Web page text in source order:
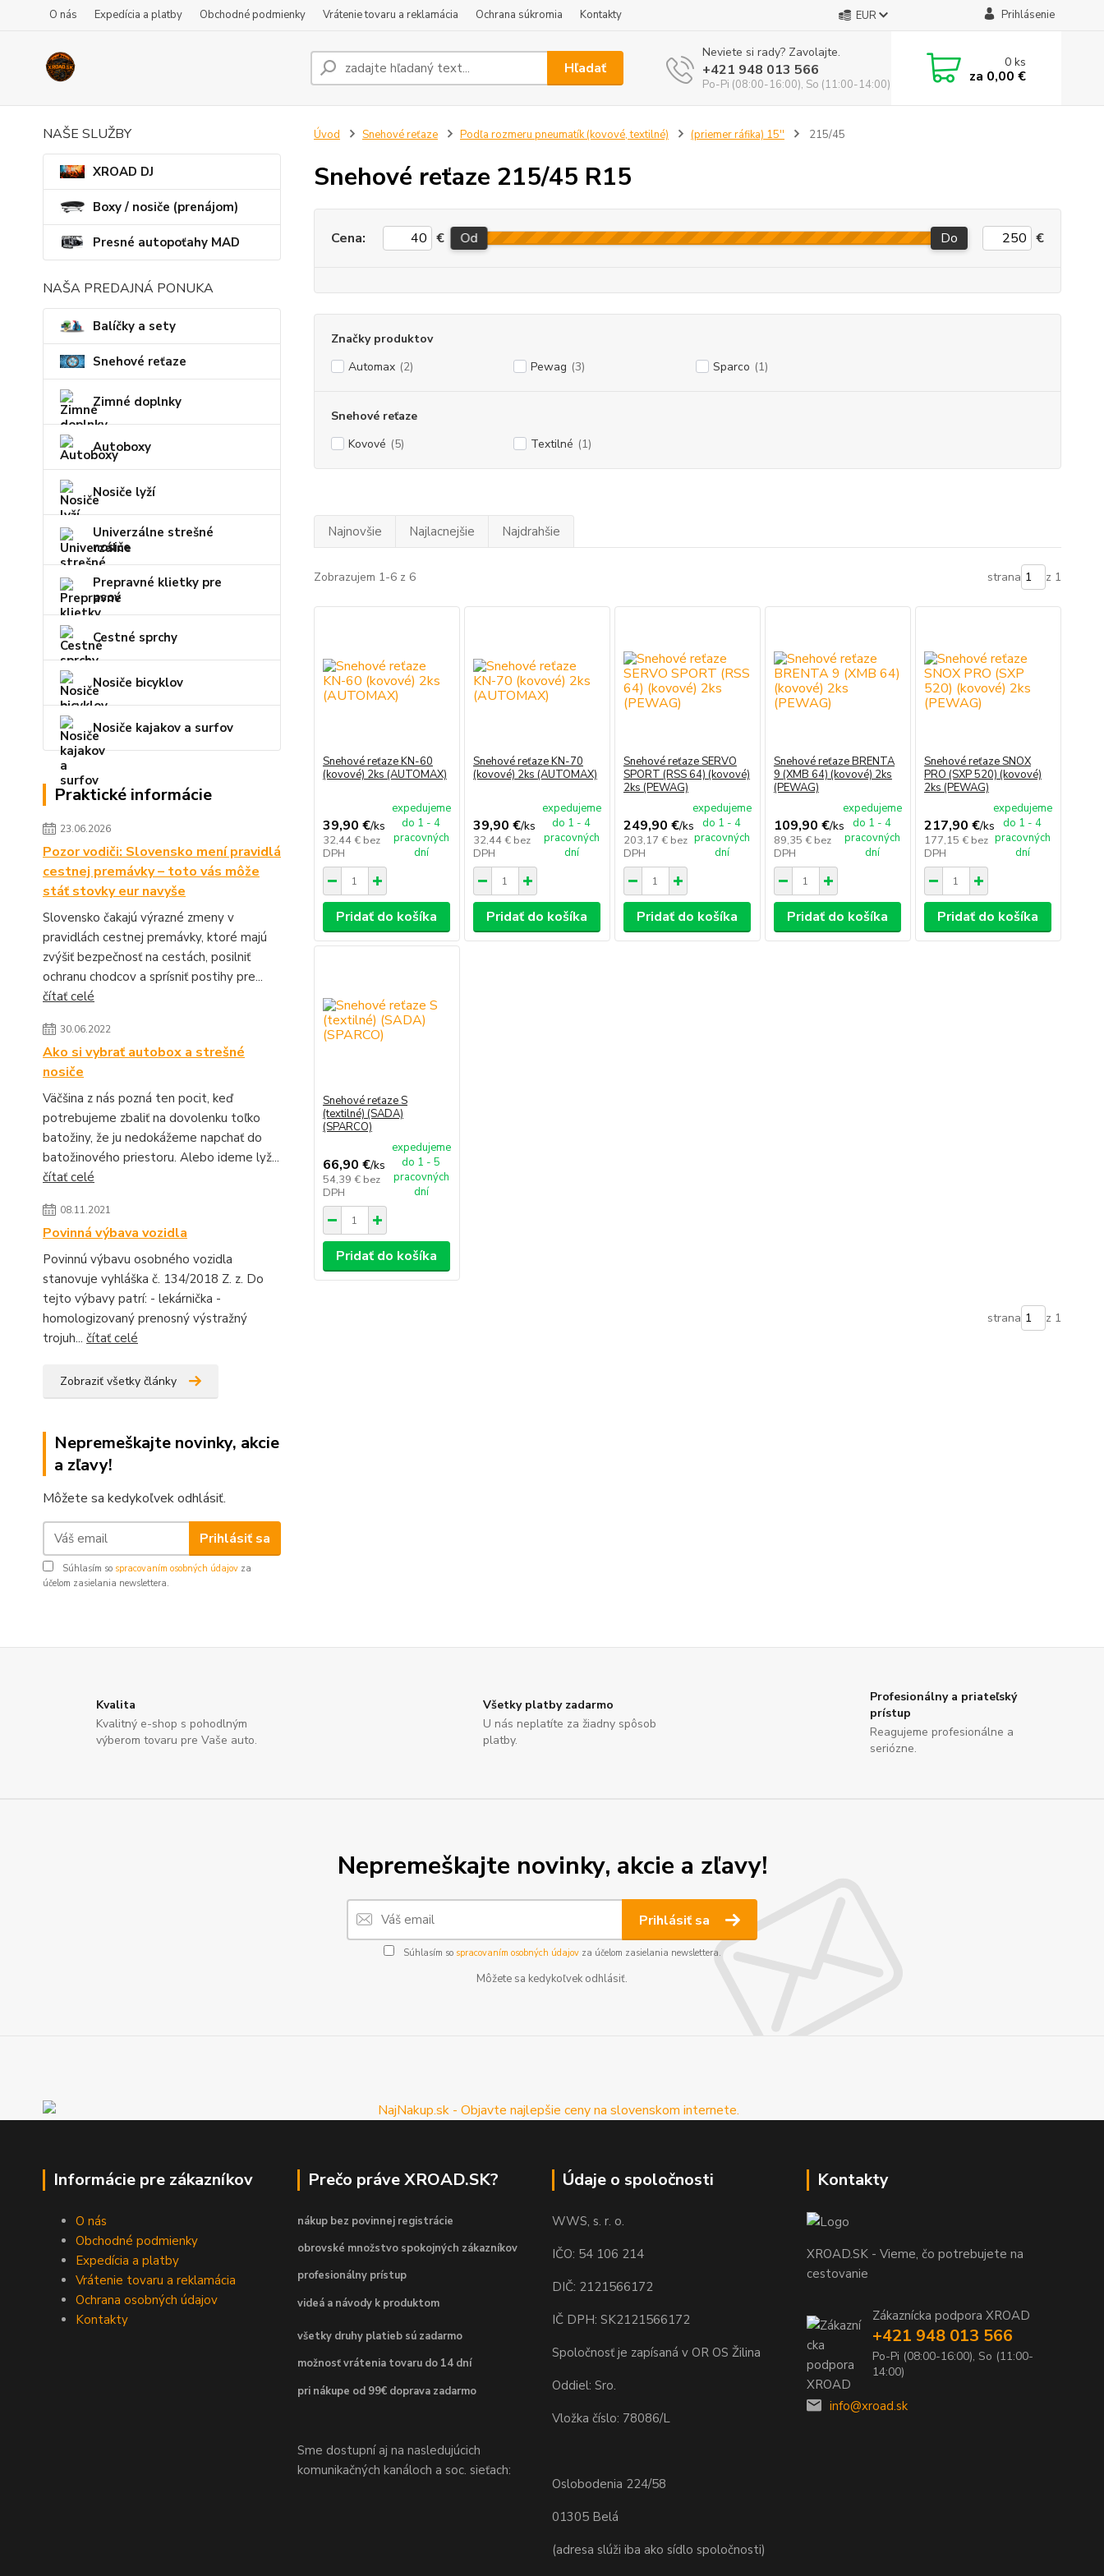
O nás Expedícia a platby Obchodné podmienky Vrátenie tovaru a reklamácia Ochrana súkromia Kontakty EUR Prihlásenie
Hľadať
Neviete si rady? Zavolajte.
+421 948 013 566
Po-Pi (08:00-16:00), So (11:00-14:00)
0ks
za 0,00 €
NAŠE SLUŽBY
XROAD DJ
Boxy / nosiče (prenájom)
Presné autopoťahy MAD
NAŠA PREDAJNÁ PONUKA
Balíčky a sety
Snehové reťaze
Zimné doplnky
Autoboxy
Nosiče lyží
Univerzálne strešné
nosiče
Prepravné klietky pre
psov
Cestné sprchy
Nosiče bicyklov
Nosiče kajakov a surfov
Praktické informácie
23.06.2026
Pozor vodiči: Slovensko mení pravidlá
cestnej premávky – toto vás môže
stáť stovky eur navyše
Slovensko čakajú výrazné zmeny v
pravidlách cestnej premávky, ktoré majú
zvýšiť bezpečnosť na cestách, posilniť
ochranu chodcov a sprísniť postihy pre...
čítať celé
30.06.2022
Ako si vybrať autobox a strešné
nosiče
Väčšina z nás pozná ten pocit, keď
potrebujeme zbaliť na dovolenku toľko
batožiny, že ju nedokážeme napchať do
batožinového priestoru. Alebo ideme lyž...
čítať celé
08.11.2021
Povinná výbava vozidla
Povinnú výbavu osobného vozidla
stanovuje vyhláška č. 134/2018 Z. z. Do
tejto výbavy patrí: - lekárnička -
homologizovaný prenosný výstražný
trojuh... čítať celé
Zobraziť všetky články
Nepremeškajte novinky, akcie
a zľavy!
Môžete sa kedykoľvek odhlásiť.
Prihlásiť sa
Súhlasím so spracovaním osobných údajov za
účelom zasielania newslettera.
Úvod Snehové reťaze Podľa rozmeru pneumatík (kovové, textilné) (priemer ráfika) 15'' 215/45
Snehové reťaze 215/45 R15
Cena: € Od Do €
Značky produktov
Automax (2) Pewag (3) Sparco (1)
Snehové reťaze
Kovové (5) Textilné (1)
Najnovšie Najlacnejšie Najdrahšie
Zobrazujem 1-6 z 6 strana z 1
Snehové reťaze KN-60
(kovové) 2ks (AUTOMAX)
39,90 €/ks
32,44 € bez
DPH
expedujeme
do 1 - 4
pracovných
dní
Pridať do košíka
Snehové reťaze KN-70
(kovové) 2ks (AUTOMAX)
39,90 €/ks
32,44 € bez
DPH
expedujeme
do 1 - 4
pracovných
dní
Pridať do košíka
Snehové reťaze SERVO
SPORT (RSS 64) (kovové)
2ks (PEWAG)
249,90 €/ks
203,17 € bez
DPH
expedujeme
do 1 - 4
pracovných
dní
Pridať do košíka
Snehové reťaze BRENTA
9 (XMB 64) (kovové) 2ks
(PEWAG)
109,90 €/ks
89,35 € bez
DPH
expedujeme
do 1 - 4
pracovných
dní
Pridať do košíka
Snehové reťaze SNOX
PRO (SXP 520) (kovové)
2ks (PEWAG)
217,90 €/ks
177,15 € bez
DPH
expedujeme
do 1 - 4
pracovných
dní
Pridať do košíka
Snehové reťaze S
(textilné) (SADA)
(SPARCO)
66,90 €/ks
54,39 € bez
DPH
expedujeme
do 1 - 5
pracovných
dní
Pridať do košíka
strana z 1
Kvalita
Kvalitný e-shop s pohodlným
výberom tovaru pre Vaše auto.
Všetky platby zadarmo
U nás neplatíte za žiadny spôsob
platby.
Profesionálny a priateľský
prístup
Reagujeme profesionálne a
seriózne.
Nepremeškajte novinky, akcie a zľavy!
Prihlásiť sa
Súhlasím so spracovaním osobných údajovza účelom zasielania newslettera.
Môžete sa kedykoľvek odhlásiť.
Informácie pre zákazníkov
O nás
Obchodné podmienky
Expedícia a platby
Vrátenie tovaru a reklamácia
Ochrana osobných údajov
Kontakty
Prečo práve XROAD.SK?
nákup bez povinnej registrácie
obrovské množstvo spokojných zákazníkov
profesionálny prístup
videá a návody k produktom
všetky druhy platieb sú zadarmo
možnosť vrátenia tovaru do 14 dní
pri nákupe od 99€ doprava zadarmo
Sme dostupní aj na nasledujúcich
komunikačných kanáloch a soc. sieťach:
Údaje o spoločnosti
WWS, s. r. o.
IČO: 54 106 214
DIČ: 2121566172
IČ DPH: SK2121566172
Spoločnosť je zapísaná v OR OS Žilina
Oddiel: Sro.
Vložka číslo: 78086/L
Oslobodenia 224/58
01305 Belá
(adresa slúži iba ako sídlo spoločnosti)
Kontakty
XROAD.SK - Vieme, čo potrebujete na
cestovanie
Zákaznícka podpora XROAD
+421 948 013 566
Po-Pi (08:00-16:00), So (11:00-
14:00)
info@xroad.sk